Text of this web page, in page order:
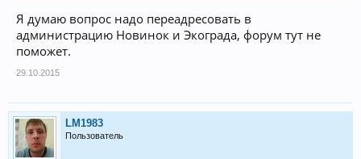
Я думаю вопрос надо переадресовать в
администрацию Новинок и Экограда, форум тут не
поможет.
29.10.2015
LM1983
Пользователь